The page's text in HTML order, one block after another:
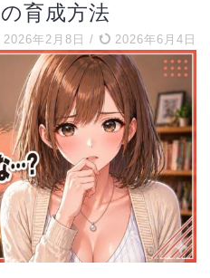
育成方法
2026年2月8日 / 2026年6月4日